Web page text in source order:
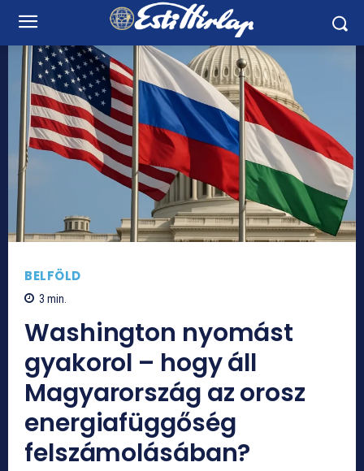
BELFÖLD
3 min.
Washington nyomást
gyakorol – hogy áll
Magyarország az orosz
energiafüggőség
felszámolásában?